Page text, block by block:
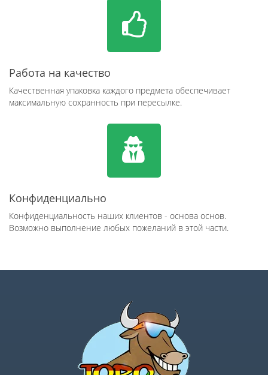
Работа на качество
Качественная упаковка каждого предмета обеспечивает
максимальную сохранность при пересылке.
Конфиденциально
Конфиденциальность наших клиентов - основа основ.
Возможно выполнение любых пожеланий в этой части.